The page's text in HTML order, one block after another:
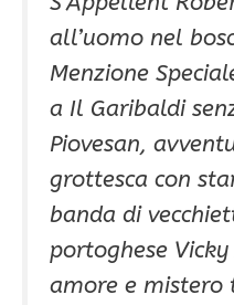
all’uomo nel
Menzione
a Il Garibaldi
Piovesan,
grottesca con
banda di
portoghese
amore e mistero